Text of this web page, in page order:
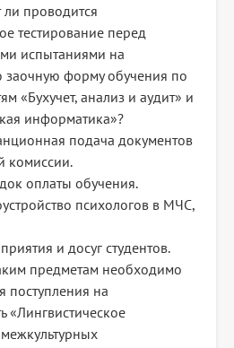
ли проводится
тестирование перед
испытаниями на
форму обучения по
«Бухучет, анализ и аудит» и
информатика»?
подача документов
комиссии.
оплаты обучения.
психологов в МЧС,
и досуг студентов.
предметам необходимо
поступления на
«Лингвистическое